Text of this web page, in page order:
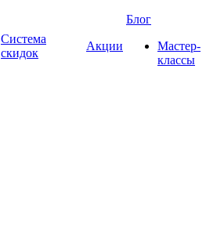
Система
скидок
Акции
Блог
Мастер-
классы